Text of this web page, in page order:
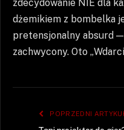
zdecydowanie NIE dla
dżemikiem z bombelka
pretensjonalny absurd
zachwycony. Oto
POPRZEDNI